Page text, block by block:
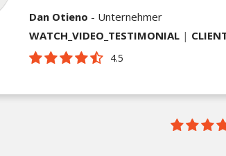
Dan Otieno - Unternehmer
WATCH_VIDEO_TESTIMONIAL |
4.5